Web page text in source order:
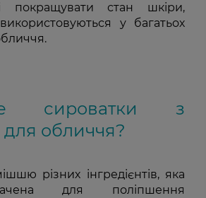
покращувати стан шкіри,
у багатьох
сироватки з
обличчя?
різних інгредієнтів, яка
для поліпшення